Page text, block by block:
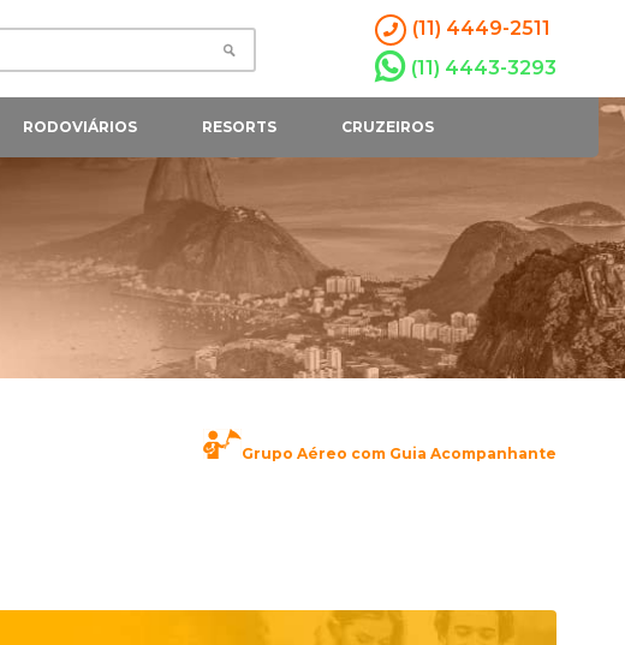
(11) 4449-2511
(11) 4443-3293
RODOVIÁRIOS RESORTS CRUZEIROS
Grupo Aéreo com Guia Acompanhante